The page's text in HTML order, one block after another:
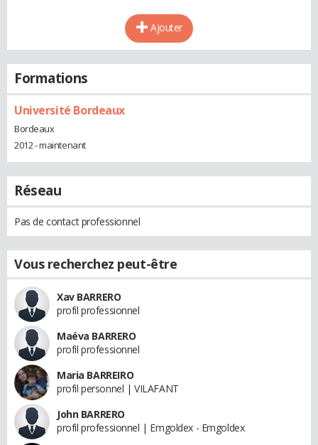
Ajouter
Formations
Université Bordeaux
Bordeaux
2012 - maintenant
Réseau
Pas de contact professionnel
Vous recherchez peut-être
Xav BARRERO
profil professionnel
Maéva BARRERO
profil professionnel
Maria BARREIRO
profil personnel | VILAFANT
John BARRERO
profil professionnel | Emgoldex - Emgoldex